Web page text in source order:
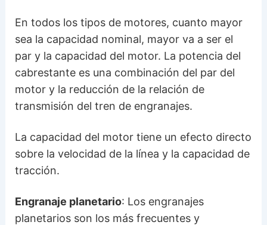
En todos los tipos de motores, cuanto mayor
sea la capacidad nominal, mayor va a ser el
par y la capacidad del motor. La potencia del
cabrestante es una combinación del par del
motor y la reducción de la relación de
transmisión del tren de engranajes.
La capacidad del motor tiene un efecto directo
sobre la velocidad de la línea y la capacidad de
tracción.
Engranaje planetario: Los engranajes
planetarios son los más frecuentes y